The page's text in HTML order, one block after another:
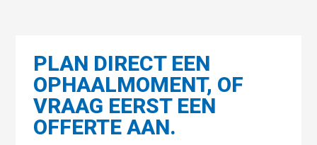
PLAN DIRECT EEN
OPHAALMOMENT, OF
VRAAG EERST EEN
OFFERTE AAN.